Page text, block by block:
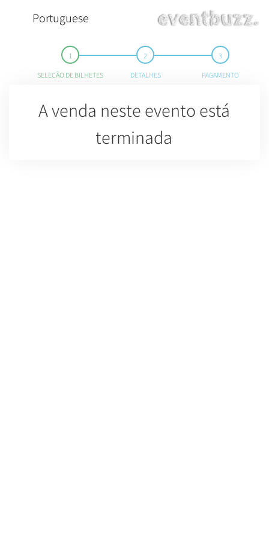
Portuguese
SELEÇÃO DE BILHETES DETALHES PAGAMENTO
A venda neste evento está
terminada